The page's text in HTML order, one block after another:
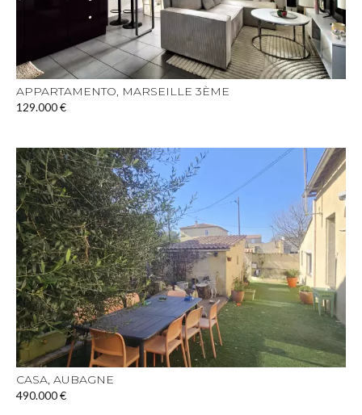
APPARTAMENTO, MARSEILLE 3ÈME
129.000 €
CASA, AUBAGNE
490.000 €